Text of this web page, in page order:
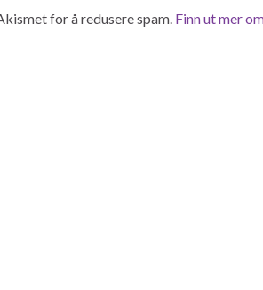
for å redusere spam. Finn ut mer